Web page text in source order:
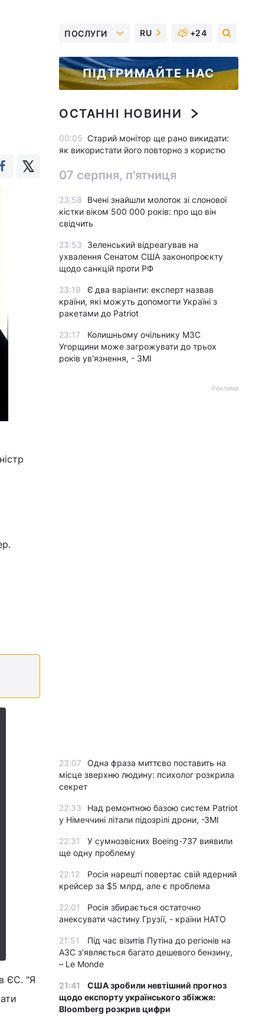
ЄС. "Я
ПОСЛУГИ RU +24
ПІДТРИМАЙТЕ НАС
ОСТАННІ НОВИНИ
00:05 Старий монітор ще рано викидати:
як використати його повторно з користю
07 серпня, п'ятниця
23:58
Вчені знайшли молоток зі слонової
кістки віком 500 000 років: про що він
свідчить
23:53
Зеленський відреагував на
ухвалення Сенатом США законопроєкту
щодо санкцій проти РФ
23:19
Є два варіанти: експерт назвав
країни, які можуть допомогти Україні з
ракетами до Patriot
23:17
Колишньому очільнику МЗС
Угорщини може загрожувати до трьох
років ув'язнення, - ЗМІ
Реклама
23:07
Одна фраза миттєво поставить на
місце зверхню людину: психолог розкрила
секрет
22:33
Над ремонтною базою систем Patriot
у Німеччині літали підозрілі дрони, -ЗМІ
22:31
У сумнозвісних Boeing-737 виявили
ще одну проблему
22:12
Росія нарешті повертає свій ядерний
крейсер за $5 млрд, але є проблема
22:01
Росія збирається остаточно
анексувати частину Грузії, - країни НАТО
21:51
Під час візитів Путіна до регіонів на
АЗС з’являється багато дешевого бензину,
– Le Monde
21:41
США зробили невтішний прогноз
щодо експорту українського збіжжя:
Bloomberg розкрив цифри